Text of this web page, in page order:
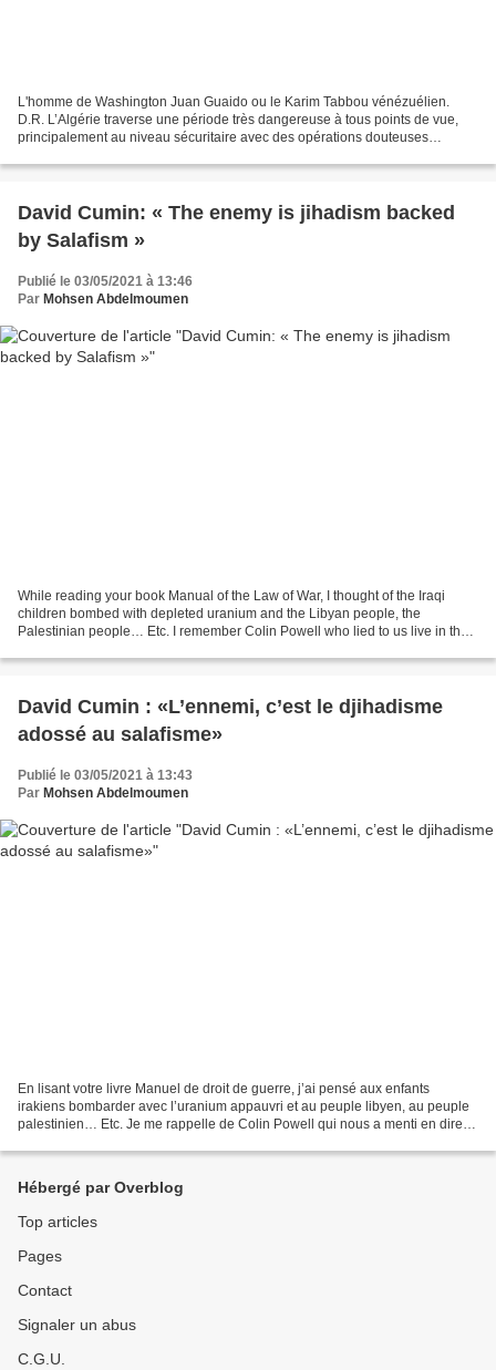
L'homme de Washington Juan Guaido ou le Karim Tabbou vénézuélien.
D.R. L’Algérie traverse une période très dangereuse à tous points de vue,
principalement au niveau sécuritaire avec des opérations douteuses
David Cumin: « The enemy is jihadism backed
by Salafism »
Publié le 03/05/2021 à 13:46
Par Mohsen Abdelmoumen
While reading your book Manual of the Law of War, I thought of the Iraqi
children bombed with depleted uranium and the Libyan people, the
Palestinian people… Etc. I remember Colin Powell who lied to us live in the
David Cumin : «L’ennemi, c’est le djihadisme
adossé au salafisme»
Publié le 03/05/2021 à 13:43
Par Mohsen Abdelmoumen
En lisant votre livre Manuel de droit de guerre, j’ai pensé aux enfants
irakiens bombarder avec l’uranium appauvri et au peuple libyen, au peuple
palestinien… Etc. Je me rappelle de Colin Powell qui nous a menti en direct
Hébergé par Overblog
Top articles
Pages
Contact
Signaler un abus
C.G.U.